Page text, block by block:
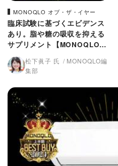
MONOQLO オブ・ザ・イヤー
臨床試験に基づくエビデンス
あり。脂や糖の吸収を抑える
サプリメント【MONOQLO2
024上半期ベストバイ】
松下眞子 氏
MONOQLO編
集部